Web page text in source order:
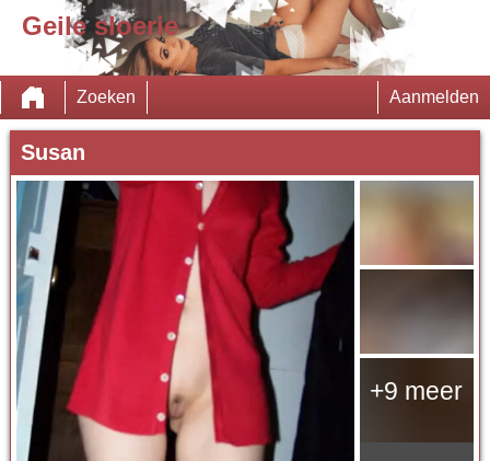
Geile sloerie
Zoeken Aanmelden
Susan
+9 meer